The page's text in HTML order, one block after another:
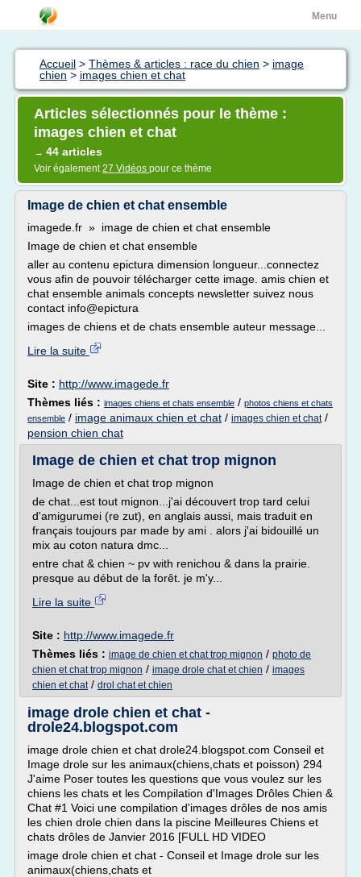
Menu
Accueil > Thèmes & articles : race du chien > image
chien > images chien et chat
Articles sélectionnés pour le thème :
images chien et chat
→ 44 articles
Voir également27 Vidéos pour ce thème
Image de chien et chat ensemble
imagede.fr » image de chien et chat ensemble
Image de chien et chat ensemble
aller au contenu epictura dimension longueur...connectez
vous afin de pouvoir télécharger cette image. amis chien et
chat ensemble animals concepts newsletter suivez nous
contact info@epictura
images de chiens et de chats ensemble auteur message...
Lire la suite
Site : http://www.imagede.fr
Thèmes liés : images chiens et chats ensemble / photos chiens et chats
ensemble / image animaux chien et chat / images chien et chat/
pension chien chat
Image de chien et chat trop mignon
Image de chien et chat trop mignon
de chat...est tout mignon...j'ai découvert trop tard celui
d'amigurumei (re zut), en anglais aussi, mais traduit en
français toujours par made by ami . alors j'ai bidouillé un
mix au coton natura dmc...
entre chat & chien ~ pv with renichou & dans la prairie.
presque au début de la forêt. je m'y...
Lire la suite
Site : http://www.imagede.fr
Thèmes liés : image de chien et chat trop mignon / photo de
chien et chat trop mignon / image drole chat et chien / images
chien et chat/ drol chat et chien
image drole chien et chat -
drole24.blogspot.com
image drole chien et chat drole24.blogspot.com Conseil et
Image drole sur les animaux(chiens,chats et poisson) 294
J'aime Poser toutes les questions que vous voulez sur les
chiens les chats et les Compilation d'Images Drôles Chien &
Chat #1 Voici une compilation d'images drôles de nos amis
les chien drole chien dans la piscine Meilleures Chiens et
chats drôles de Janvier 2016 [FULL HD VIDEO
image drole chien et chat - Conseil et Image drole sur les
animaux(chiens,chats et